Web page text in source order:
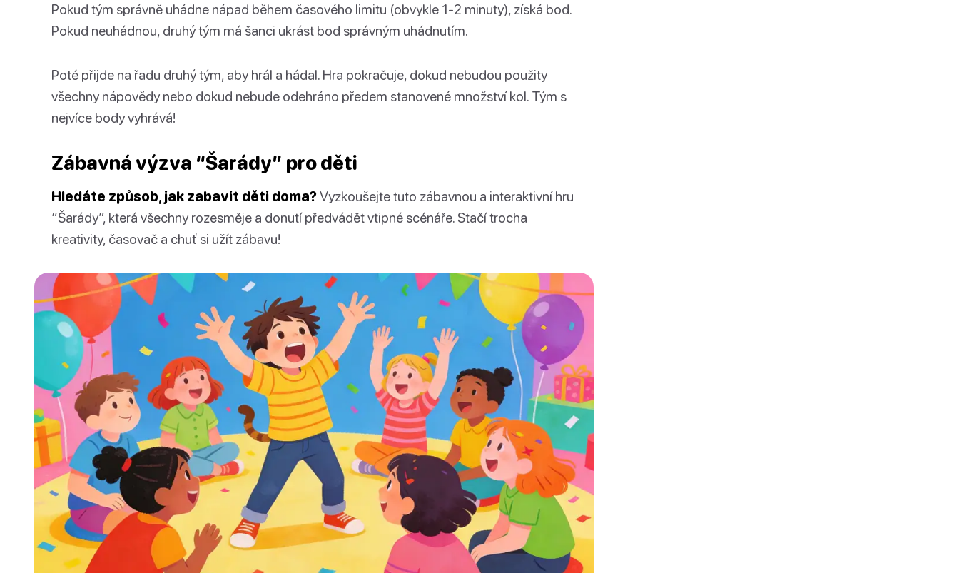
Pokud tým správně uhádne nápad během časového limitu (obvykle 1-2 minuty), získá bod.
Pokud neuhádnou, druhý tým má šanci ukrást bod správným uhádnutím.
Poté přijde na řadu druhý tým, aby hrál a hádal. Hra pokračuje, dokud nebudou použity
všechny nápovědy nebo dokud nebude odehráno předem stanovené množství kol. Tým s
nejvíce body vyhrává!
Zábavná výzva “Šarády” pro děti
Hledáte způsob, jak zabavit děti doma?Vyzkoušejte tuto zábavnou a interaktivní hru
“Šarády”, která všechny rozesměje a donutí předvádět vtipné scénáře. Stačí trocha
kreativity, časovač a chuť si užít zábavu!